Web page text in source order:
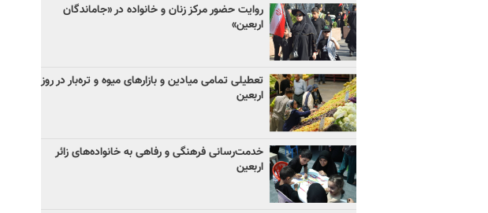
روایت حضور مرکز زنان و خانواده در «جاماندگان
اربعین»
تعطیلی تمامی میادین و بازارهای میوه و تره‌بار در روز
اربعین
خدمت‌رسانی فرهنگی و رفاهی به خانواده‌های زائر
اربعین